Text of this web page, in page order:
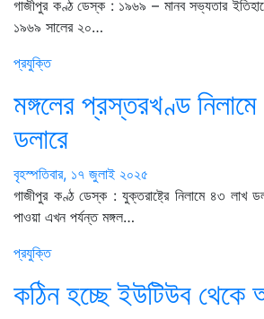
গাজীপুর কণ্ঠ ডেস্ক : ১৯৬৯ – মানব সভ্যতার
১৯৬৯ সালের ২০…
প্রযুক্তি
মঙ্গলের প্রস্তরখণ্ড
ডলারে
বৃহস্পতিবার, ১৭ জুলাই ২০২৫
গাজীপুর কণ্ঠ ডেস্ক : যুক্তরাষ্ট্রে নিলামে ৪৩ লাখ
পাওয়া এখন পর্যন্ত মঙ্গল…
প্রযুক্তি
কঠিন হচ্ছে ইউটিউব